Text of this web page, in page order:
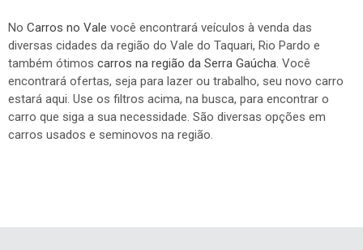
No Carros no Vale você encontrará veículos à venda das
diversas cidades da região do Vale do Taquari, Rio Pardo e
também ótimos carros na região da Serra Gaúcha. Você
encontrará ofertas, seja para lazer ou trabalho, seu novo carro
estará aqui. Use os filtros acima, na busca, para encontrar o
carro que siga a sua necessidade. São diversas opções em
carros usados e seminovos na região.